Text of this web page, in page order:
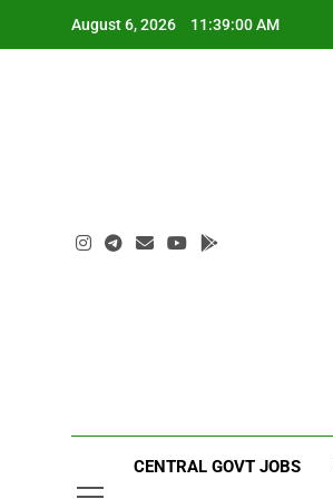
August 6, 2026 11:39:01 AM
CENTRAL GOVT JOBS